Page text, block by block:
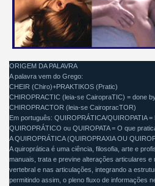
ORIGEM DA PALAVRA
A palavra vem do Grego:
CHEIR (Chiro)+PRAKTIKOS (Pratic)
CHIROPRACTIC (leia-se CairopraTIC) = done
CHIROPRACTOR (leia-se CairopracTOR)
Em português: QUIROPRÁTICA/QUIROPATIA =
QUIROPRÁTICO ou QUIROPATA = O que
A QUIROPRÁTICA (QUIROPRAXIA OU
A quiroprática é uma ciência, filosofia, arte e
manuais, trata e previne alterações articulares
vertebral e nas articulações, integrando a
permitindo assim, o pleno fluxo de informações